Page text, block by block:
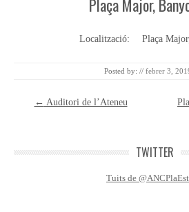
Plaça Major,
Localització: Plaça
Posted by: // febrer 3,
Post navigation
← Auditori de l’Ateneu
TWITTER
Tuits de